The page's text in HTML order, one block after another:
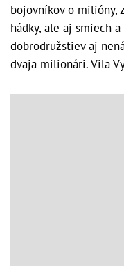
bojovníkov o milióny,
hádky, ale aj smiech
dobrodružstiev aj
dvaja milionári. Vila